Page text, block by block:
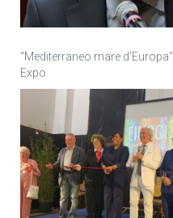
“Mediterraneo mare
Expo